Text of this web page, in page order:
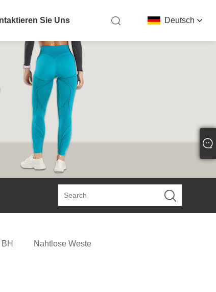
Deutsch
Sie Uns
Nahtlose Weste